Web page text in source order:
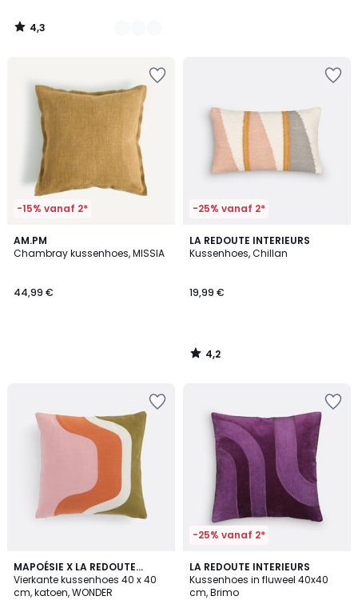
4,3
/
-15% vanaf 2*
AM.PM
Chambray kussenhoes, MISSIA
44,99 €
-25% vanaf 2*
LA REDOUTE INTERIEURS
Kussenhoes, Chillan
19,99 €
4,2
/ 5
4,2
/
MAPOÉSIE X LA REDOUTE
INTÉRIEURS
Vierkante kussenhoes 40 x 40
cm, katoen, WONDER
-25% vanaf 2*
LA REDOUTE INTERIEURS
Kussenhoes in fluweel 40x40
cm, Brimo
4
/
5